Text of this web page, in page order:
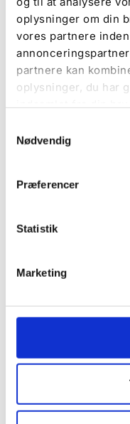
oplysninger om din
vores partnere
partnere kan
oplysninger, du har
Nødvendig
Præferencer
Statistik
Marketing
Svanemarked
+45 5544 2417
SE OGSÅ